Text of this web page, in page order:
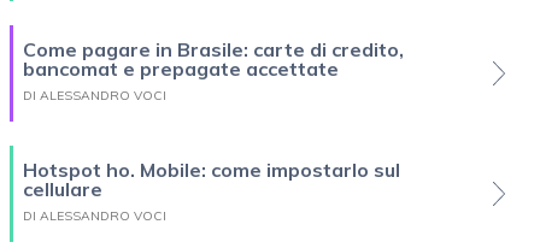
Come pagare in Brasile: carte di credito,
bancomat e prepagate accettate
DI ALESSANDRO VOCI
Hotspot ho. Mobile: come impostarlo sul
cellulare
DI ALESSANDRO VOCI